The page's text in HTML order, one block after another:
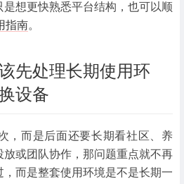
想更快熟悉平台结构，也可以顺
指南。
先处理长期使用环
设备
，而是后面还要长期看社区、养
或团队协作，那问题重点就不再
，而是整套使用环境是不是长期一